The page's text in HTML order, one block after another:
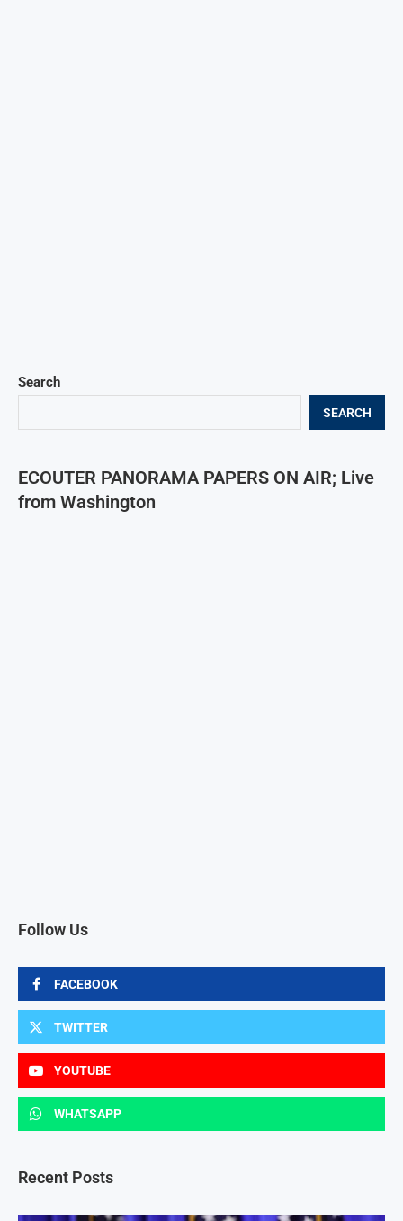
Search
SEARCH
ECOUTER PANORAMA PAPERS ON AIR; Live
from Washington
Follow Us
FACEBOOK
TWITTER
YOUTUBE
WHATSAPP
Recent Posts